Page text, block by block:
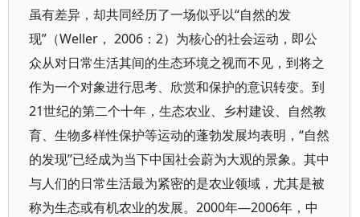
虽有差异，却共同经历了一场似乎以“自然的发
现”（Weller， 2006：2）为核心的社会运动，即公
众从对日常生活其间的生态环境之视而不见，到将之
作为一个对象进行思考、欣赏和保护的意识转变。到
21世纪的第二个十年，生态农业、乡村建设、自然教
育、生物多样性保护等运动的蓬勃发展均表明，“自然
的发现”已经成为当下中国社会蔚为大观的景象。其中
与人们的日常生活最为紧密的是农业领域，尤其是被
称为生态或有机农业的发展。2000年—2006年，中